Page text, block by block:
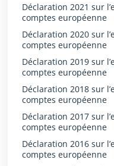
Déclaration 2021 sur
comptes européenne
Déclaration 2020 sur
comptes européenne
Déclaration 2019 sur
comptes européenne
Déclaration 2018 sur
comptes européenne
Déclaration 2017 sur
comptes européenne
Déclaration 2016 sur
comptes européenne